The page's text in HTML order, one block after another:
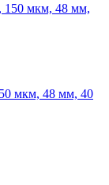
мкм, 48 мм, 40